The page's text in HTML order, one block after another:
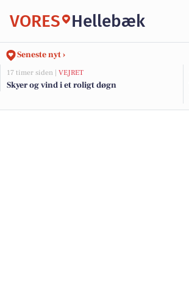
VORES Hellebæk
Seneste nyt ›
17 timer siden | VEJRET
Skyer og vind i et roligt døgn